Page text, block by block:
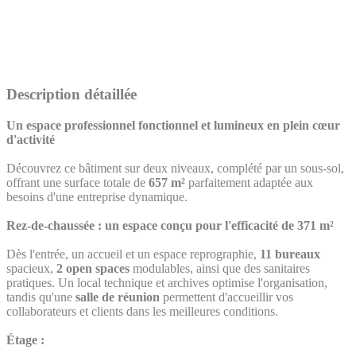
Description détaillée
Un espace professionnel fonctionnel et lumineux en plein cœur
d'activité
Découvrez ce bâtiment sur deux niveaux, complété par un sous-sol,
offrant une surface totale de 657 m² parfaitement adaptée aux
besoins d'une entreprise dynamique.
Rez-de-chaussée : un espace conçu pour l'efficacité de 371 m²
Dès l'entrée, un accueil et un espace reprographie, 11 bureaux
spacieux, 2 open spaces modulables, ainsi que des sanitaires
pratiques. Un local technique et archives optimise l'organisation,
tandis qu'une salle de réunion permettent d'accueillir vos
collaborateurs et clients dans les meilleures conditions.
Étage :